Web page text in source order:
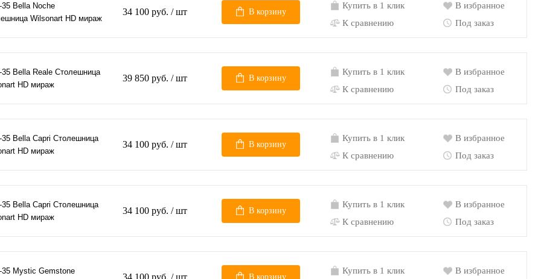
35 Bella Noche
Wilsonart HD мираж
34 100 руб. / шт В корзину
Купить в 1 клик
К сравнению
В избранное
Под заказ
35 Bella Reale Столешница
HD мираж
39 850 руб. / шт В корзину
Купить в 1 клик
К сравнению
В избранное
Под заказ
35 Bella Capri Столешница
HD мираж
34 100 руб. / шт В корзину
Купить в 1 клик
К сравнению
В избранное
Под заказ
35 Bella Capri Столешница
HD мираж
34 100 руб. / шт В корзину
Купить в 1 клик
К сравнению
В избранное
Под заказ
35 Mystic Gemstone
В корзину
Купить в 1 клик
В избранное